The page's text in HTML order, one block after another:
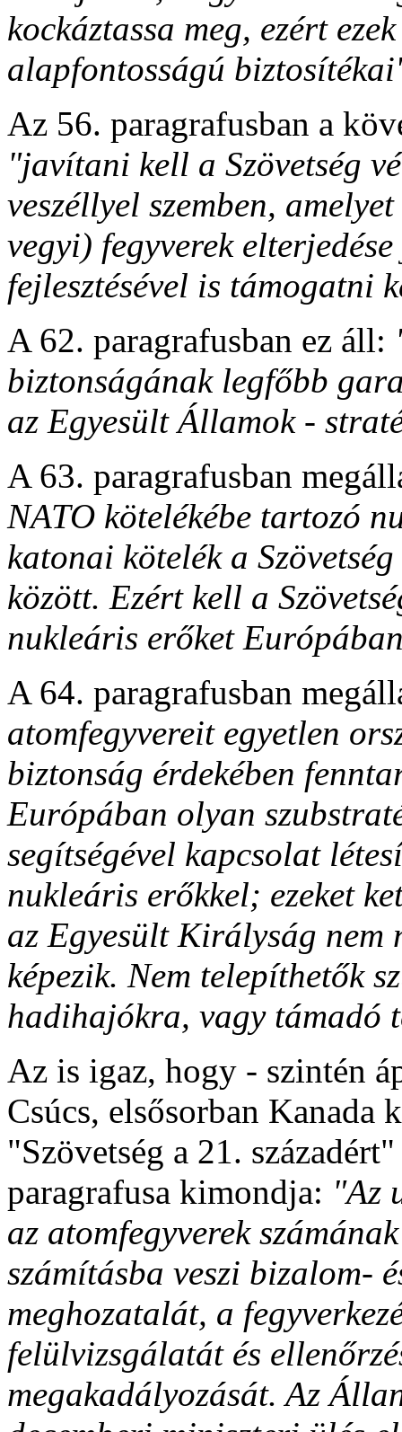
kockáztassa meg, ezért
alapfontosságú
Az 56. paragrafusban a
"javítani kell a Szövetség
veszéllyel szemben,
vegyi) fegyverek
fejlesztésével is támogatni
A 62. paragrafusban ez áll:
biztonságának legfőbb
az Egyesült Államok -
A 63. paragrafusban
NATO kötelékébe tartozó
katonai kötelék a
között. Ezért kell a
nukleáris erőket
A 64. paragrafusban
atomfegyvereit egyetlen
biztonság érdekében
Európában olyan
segítségével kapcsolat
nukleáris erőkkel; ezeket
az Egyesült Királyság nem
képezik. Nem telepíthetők
hadihajókra, vagy támadó
Az is igaz, hogy - szintén
Csúcs, elsősorban Kanada
"Szövetség a 21.
paragrafusa kimondja: "Az
az atomfegyverek
számításba veszi bizalom-
meghozatalát, a
felülvizsgálatát és
megakadályozását. Az